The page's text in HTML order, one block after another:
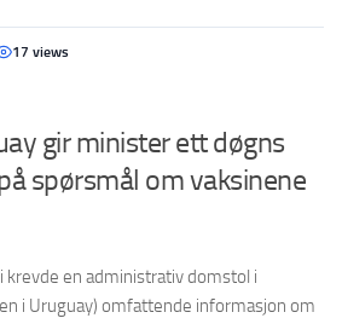
17 views
gir minister ett døgns
spørsmål om vaksinene
krevde en administrativ domstol i
i Uruguay) omfattende informasjon om